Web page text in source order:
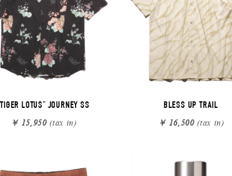
"TIGER LOTUS" JOURNEY SS
￥ 15,950(tax in)
BLESS UP TRAIL
￥ 16,500(tax in)